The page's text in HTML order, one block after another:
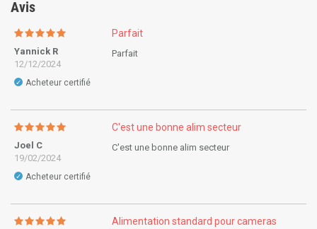
Avis
Yannick R
12/12/2024
✓ Acheteur certifié
Parfait
Parfait
Joel C
19/02/2024
✓ Acheteur certifié
C'est une bonne alim secteur
C'est une bonne alim secteur
Alimentation standard pour cameras